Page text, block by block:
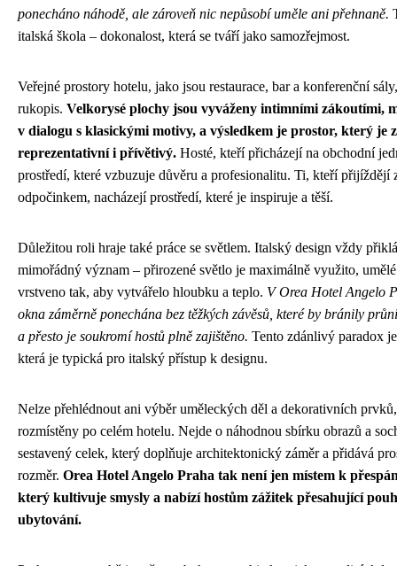
ponecháno náhodě, ale zároveň nic nepůsobí uměle ani přehnaně.
italská škola – dokonalost, která se tváří jako samozřejmost.
Veřejné prostory hotelu, jako jsou restaurace, bar a konferenční
rukopis. Velkorysé plochy jsou vyváženy intimními zákoutími,
v dialogu s klasickými motivy, a výsledkem je prostor, který je
reprezentativní i přívětivý. Hosté, kteří přicházejí na obchodní
prostředí, které vzbuzuje důvěru a profesionalitu. Ti, kteří přijíždějí
odpočinkem, nacházejí prostředí, které je inspiruje a těší.
Důležitou roli hraje také práce se světlem. Italský design vždy
mimořádný význam – přirozené světlo je maximálně využito,
vrstveno tak, aby vytvářelo hloubku a teplo. V Orea Hotel Angelo
okna záměrně ponechána bez těžkých závěsů, které by bránily
a přesto je soukromí hostů plně zajištěno. Tento zdánlivý paradox
která je typická pro italský přístup k designu.
Nelze přehlédnout ani výběr uměleckých děl a dekorativních
rozmístěny po celém hotelu. Nejde o náhodnou sbírku obrazů a
sestavený celek, který doplňuje architektonický záměr a přidává
rozměr. Orea Hotel Angelo Praha tak není jen místem k
který kultivuje smysly a nabízí hostům zážitek přesahující
ubytování.